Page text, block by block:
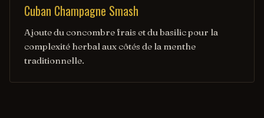
Cuban Champagne Smash
Ajoute du concombre frais et du basilic pour la
complexité herbal aux côtés de la menthe
traditionnelle.